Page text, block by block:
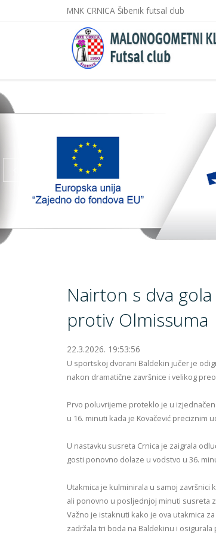
MNK CRNICA Šibenik futsal club
Nairton s dva
protiv Olmissuma
22.3.2026. 19:53:56
U sportskoj dvorani Baldekin jučer je
nakon dramatične završnice i velikog
Prvo poluvrijeme proteklo je u
u 16. minuti kada je Kovačević preciznim
U nastavku susreta Crnica je zaigrala
gosti ponovno dolaze u vodstvo u 36.
Utakmica je kulminirala u samoj
ali ponovno u posljednjoj minuti susreta
Važno je istaknuti kako je ova utakmica
zadržala tri boda na Baldekinu i osigurala